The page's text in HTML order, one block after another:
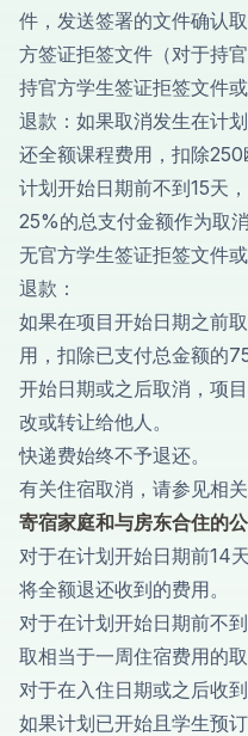
件，发送签署的文件确认
方签证拒签文件（对于持
持官方学生签证拒签文件
退款：如果取消发生在计
还全额课程费用，扣除
计划开始日期前不到15天
25%的总支付金额作为取消
无官方学生签证拒签文件
退款：
如果在项目开始日期之前
用，扣除已支付总金额的
开始日期或之后取消，项
改或转让给他人。
快递费始终不予退还。
有关住宿取消，请参见相关
寄宿家庭和与房东合住的
对于在计划开始日期前14
将全额退还收到的费用。
对于在计划开始日期前不
取相当于一周住宿费用的取
对于在入住日期或之后收
如果计划已开始且学生预